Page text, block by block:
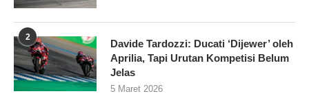
2
Davide Tardozzi: Ducati ‘Dijewer’ oleh
Aprilia, Tapi Urutan Kompetisi Belum
Jelas
5 Maret 2026